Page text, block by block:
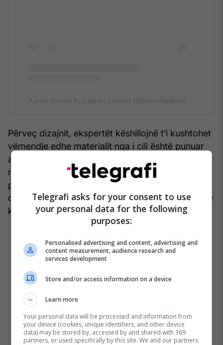
Përveç dizajnit, ekspertët këshillojnë t’i kushtohet
vëmendje edhe materialit nga i cili është punuar
aksesori. Gjatë temperaturave të larta, zgjedhja
më e mirë janë materialet natyrale dhe të lehta, si
pambuku, liri dhe kashta, sepse mundësojnë
qarkullim më të mirë të ajrit dhe japin ndjesi më të
këndshme gjatë gjithë ditës.
Telegrafi asks for your consent to use
your personal data for the following
purposes:
Personalised advertising and content, advertising and
content measurement, audience research and
services development
Store and/or access information on a device
Learn more
Your personal data will be processed and information from
your device (cookies, unique identifiers, and other device
data) may be stored by, accessed by and shared with 369
partners, or used specifically by this site. We and our partners